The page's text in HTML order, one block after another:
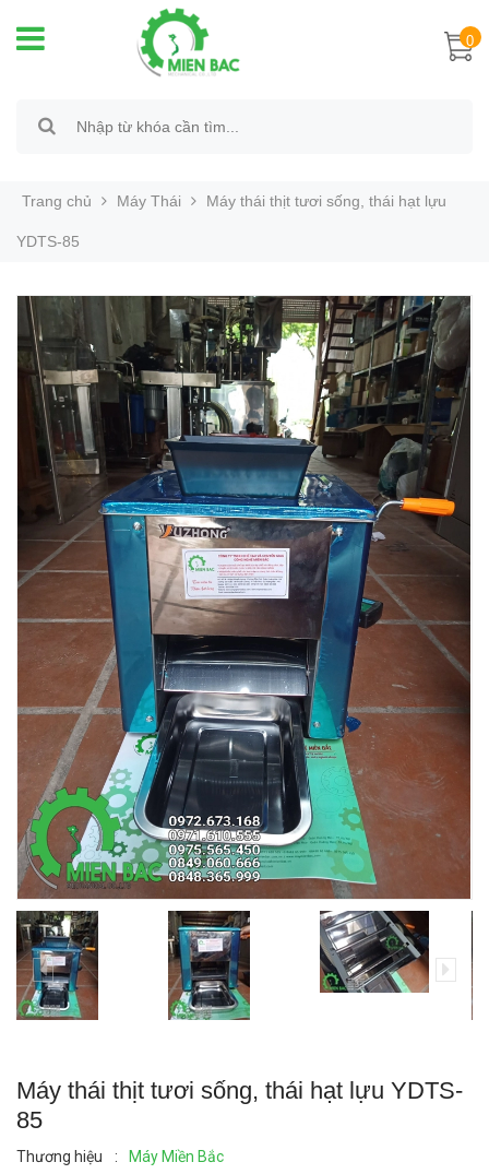
0
Trang chủ Máy Thái Máy thái thịt tươi sống, thái hạt lựu
YDTS-85
Máy thái thịt tươi sống, thái hạt lựu YDTS-
85
Thương hiệu : Máy Miền Bắc